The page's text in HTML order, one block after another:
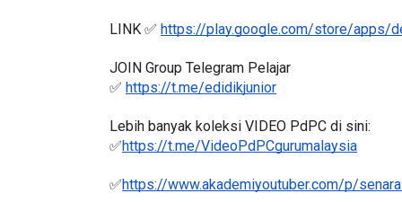
LINK ✅ https://play.google.com/store/apps/
JOIN Group Telegram Pelajar
✅ https://t.me/edidikjunior
Lebih banyak koleksi VIDEO PdPC di sini:
✅https://t.me/VideoPdPCgurumalaysia
✅https://www.akademiyoutuber.com/p/
8 hari yang lalu